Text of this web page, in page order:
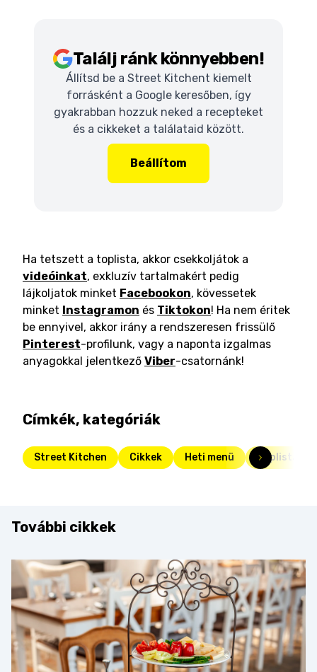
Találj ránk könnyebben!
Állítsd be a Street Kitchent kiemelt
forrásként a Google keresőben, így
gyakrabban hozzuk neked a recepteket
és a cikkeket a találataid között.
Beállítom
Ha tetszett a toplista, akkor csekkoljátok a
videóinkat, exkluzív tartalmakért pedig
lájkoljatok minket Facebookon, kövessetek
minket Instagramon és Tiktokon! Ha nem éritek
be ennyivel, akkor irány a rendszeresen frissülő
Pinterest-profilunk, vagy a naponta izgalmas
anyagokkal jelentkező Viber-csatornánk!
Címkék, kategóriák
Street Kitchen Cikkek Heti menü Toplista
További cikkek